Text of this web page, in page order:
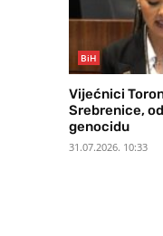
BiH
Vijećnici
Srebrenice,
genocidu
31.07.2026. 10:33